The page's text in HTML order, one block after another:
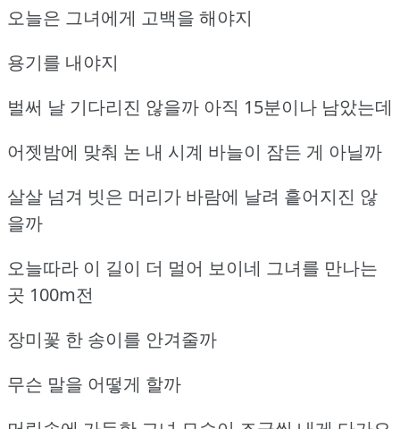
오늘은 그녀에게 고백을 해야지
용기를 내야지
벌써 날 기다리진 않을까 아직 15분이나 남았는데
어젯밤에 맞춰 논 내 시계 바늘이 잠든 게 아닐까
살살 넘겨 빗은 머리가 바람에 날려 흩어지진 않
을까
오늘따라 이 길이 더 멀어 보이네 그녀를 만나는
곳 100m전
장미꽃 한 송이를 안겨줄까
무슨 말을 어떻게 할까